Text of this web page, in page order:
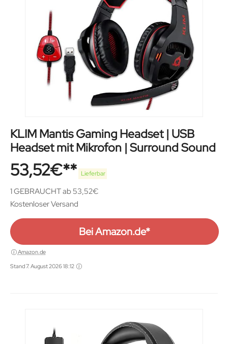
KLIM Mantis Gaming Headset | USB
Headset mit Mikrofon | Surround Sound
53,52€ Lieferbar
1 GEBRAUCHT ab 53,52€
Kostenloser Versand
Bei Amazon.de*
Amazon.de
Stand 7. August 2026 18:12